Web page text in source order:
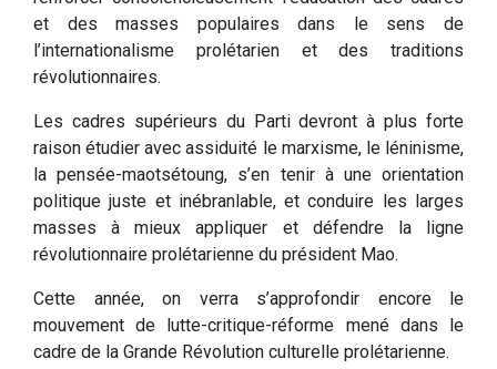
et des masses populaires dans le sens de
l’internationalisme prolétarien et des traditions
révolutionnaires.
Les cadres supérieurs du Parti devront à plus forte
raison étudier avec assiduité le marxisme, le léninisme,
la pensée-maotsétoung, s’en tenir à une orientation
politique juste et inébranlable, et conduire les larges
masses à mieux appliquer et défendre la ligne
révolutionnaire prolétarienne du président Mao.
Cette année, on verra s’approfondir encore le
mouvement de lutte-critique-réforme mené dans le
cadre de la Grande Révolution culturelle prolétarienne.